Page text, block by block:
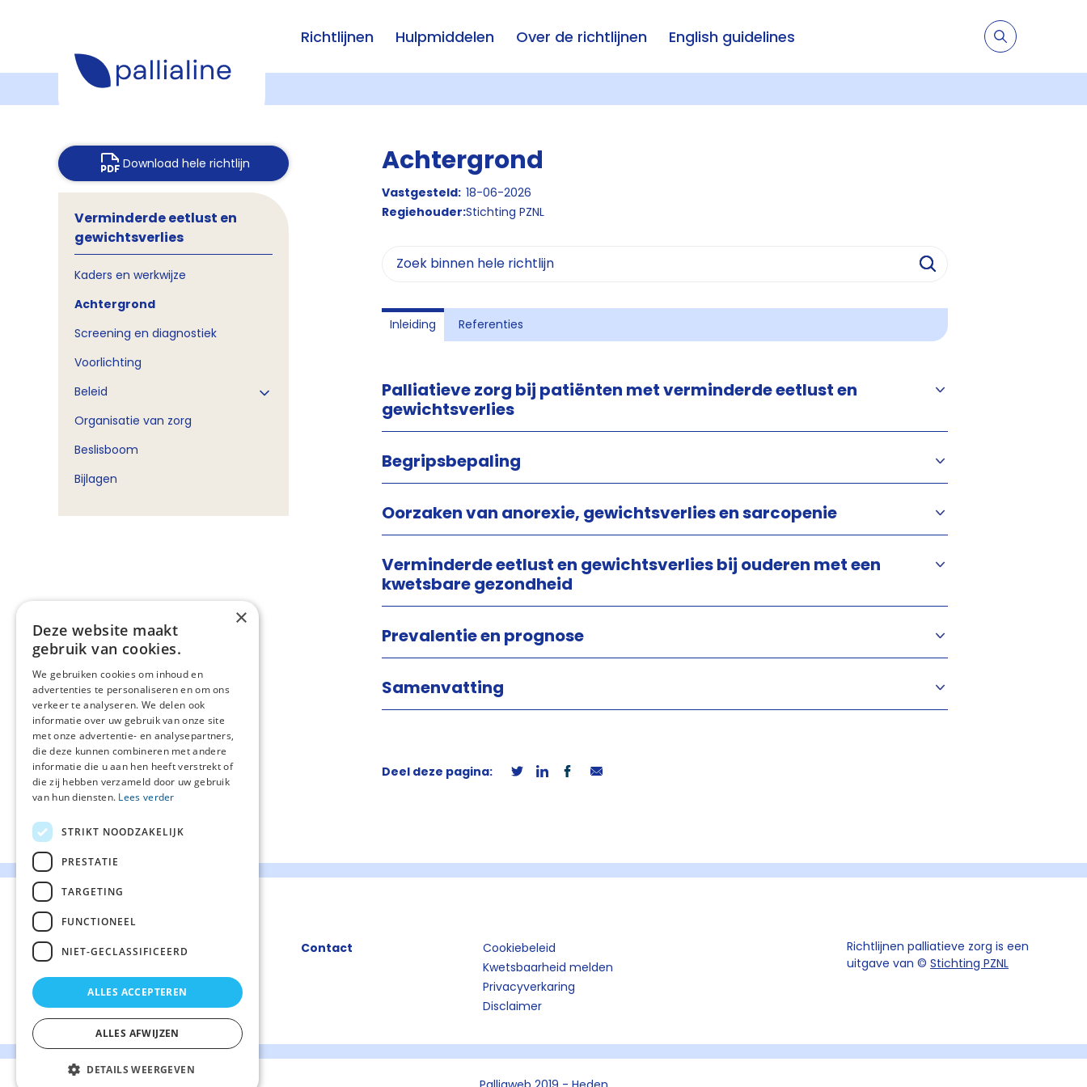
Richtlijnen Hulpmiddelen Over de richtlijnen English guidelines
Download hele richtlijn
Verminderde eetlust en
gewichtsverlies
Kaders en werkwijze
Achtergrond
Screening en diagnostiek
Voorlichting
Beleid
Organisatie van zorg
Beslisboom
Bijlagen
Achtergrond
Vastgesteld: 18-06-2026
Regiehouder:Stichting PZNL
Inleiding Referenties
Palliatieve zorg bij patiënten met verminderde eetlust en
gewichtsverlies
Begripsbepaling
Oorzaken van anorexie, gewichtsverlies en sarcopenie
Verminderde eetlust en gewichtsverlies bij ouderen met een
kwetsbare gezondheid
Prevalentie en prognose
Samenvatting
Deel deze pagina:
Contact
Cookiebeleid
Kwetsbaarheid melden
Privacyverkaring
Disclaimer
Richtlijnen palliatieve zorg is een
uitgave van © Stichting PZNL
×
Deze website maakt
gebruik van cookies.
We gebruiken cookies om inhoud en
advertenties te personaliseren en om ons
verkeer te analyseren. We delen ook
informatie over uw gebruik van onze site
met onze advertentie- en analysepartners,
die deze kunnen combineren met andere
informatie die u aan hen heeft verstrekt of
die zij hebben verzameld door uw gebruik
van hun diensten. Lees verder
STRIKT NOODZAKELIJK
PRESTATIE
TARGETING
FUNCTIONEEL
NIET-GECLASSIFICEERD
ALLES ACCEPTEREN
ALLES AFWIJZEN
DETAILS WEERGEVEN